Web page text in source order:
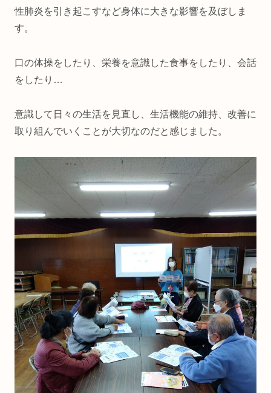
性肺炎を引き起こすなど身体に大きな影響を及ぼしま
す。
口の体操をしたり、栄養を意識した食事をしたり、会話
をしたり…
意識して日々の生活を見直し、生活機能の維持、改善に
取り組んでいくことが大切なのだと感じました。